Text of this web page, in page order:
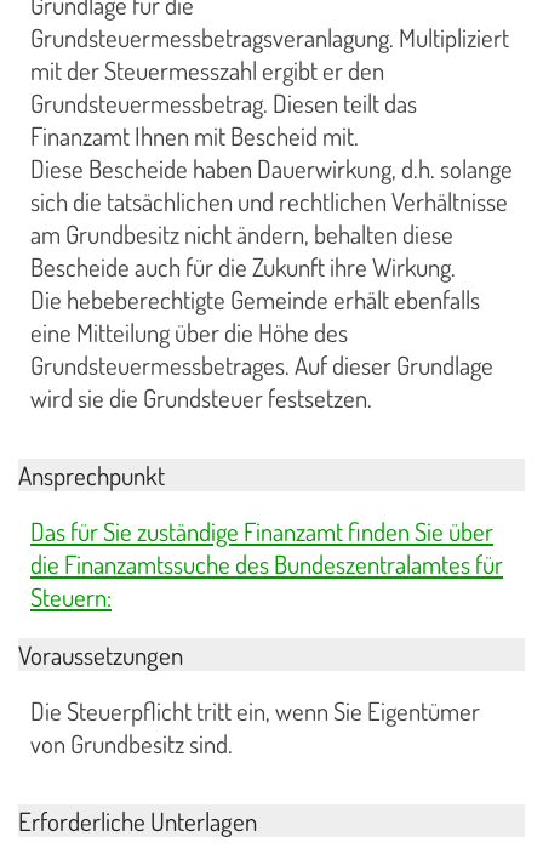
Grundsteuermessbetragsveranlagung. Multipliziert
mit der Steuermesszahl ergibt er den
Grundsteuermessbetrag. Diesen teilt das
Finanzamt Ihnen mit Bescheid mit.
Diese Bescheide haben Dauerwirkung, d.h. solange
sich die tatsächlichen und rechtlichen Verhältnisse
am Grundbesitz nicht ändern, behalten diese
Bescheide auch für die Zukunft ihre Wirkung.
Die hebeberechtigte Gemeinde erhält ebenfalls
eine Mitteilung über die Höhe des
Grundsteuermessbetrages. Auf dieser Grundlage
wird sie die Grundsteuer festsetzen.
Ansprechpunkt
Das für Sie zuständige Finanzamt finden Sie über
die Finanzamtssuche des Bundeszentralamtes für
Steuern:
Voraussetzungen
Die Steuerpflicht tritt ein, wenn Sie Eigentümer
von Grundbesitz sind.
Erforderliche Unterlagen